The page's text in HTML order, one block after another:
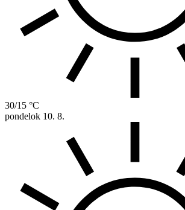
30/15 °C
pondelok 10. 8.